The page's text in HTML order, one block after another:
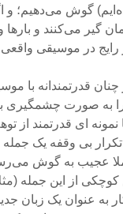
گوش می‌دهیم؛ و
گیر می‌کنند و بارها
رایج در موسیقی
قدرتمندانه با
تکرار بی وقفه یک
عجیب به گوش
از این جمله
به عنوان یک زبان